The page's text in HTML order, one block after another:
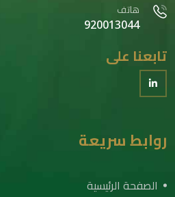
هاتف
920013044
تابعنا على
روابط سريعة
الصفحة الرئيسية